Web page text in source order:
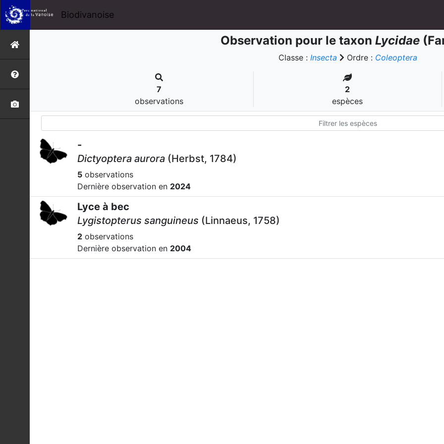
Biodivanoise
Observation pour le taxon Lycidae
Classe : Insecta Ordre : Coleoptera
7
observations
2
espèces
-
Dictyoptera aurora (Herbst, 1784)
5 observations
Dernière observation en 2024
Lyce à bec
Lygistopterus sanguineus (Linnaeus, 1758)
2 observations
Dernière observation en 2004